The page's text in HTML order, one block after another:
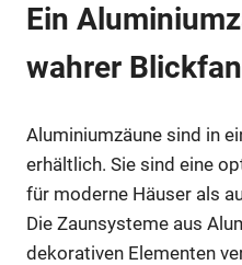
Ein
wahrer
Aluminiumzäune sind in
erhältlich. Sie sind eine
für moderne Häuser als
Die Zaunsysteme aus
dekorativen Elementen